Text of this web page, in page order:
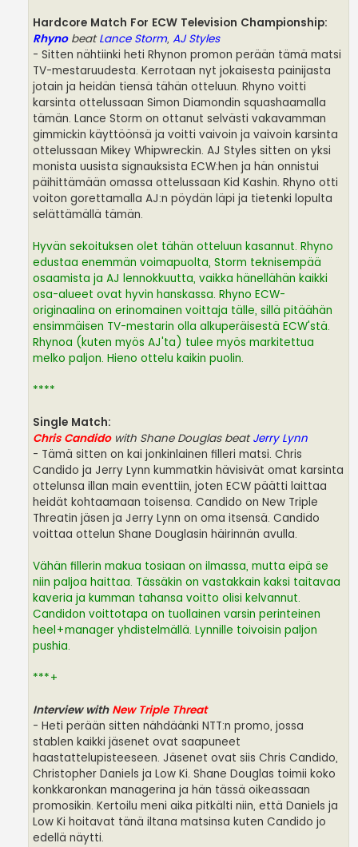
Hardcore Match For ECW Television Championship:
Rhynobeat Lance Storm, AJ Styles
- Sitten nähtiinki heti Rhynon promon perään tämä matsi
TV-mestaruudesta. Kerrotaan nyt jokaisesta painijasta
jotain ja heidän tiensä tähän otteluun. Rhyno voitti
karsinta ottelussaan Simon Diamondin squashaamalla
tämän. Lance Storm on ottanut selvästi vakavamman
gimmickin käyttöönsä ja voitti vaivoin ja vaivoin karsinta
ottelussaan Mikey Whipwreckin. AJ Styles sitten on yksi
monista uusista signauksista ECW:hen ja hän onnistui
päihittämään omassa ottelussaan Kid Kashin. Rhyno otti
voiton gorettamalla AJ:n pöydän läpi ja tietenki lopulta
selättämällä tämän.
Hyvän sekoituksen olet tähän otteluun kasannut. Rhyno
edustaa enemmän voimapuolta, Storm teknisempää
osaamista ja AJ lennokkuutta, vaikka hänellähän kaikki
osa-alueet ovat hyvin hanskassa. Rhyno ECW-
originaalina on erinomainen voittaja tälle, sillä pitäähän
ensimmäisen TV-mestarin olla alkuperäisestä ECW'stä.
Rhynoa (kuten myös AJ'ta) tulee myös markitettua
melko paljon. Hieno ottelu kaikin puolin.
****
Single Match:
Chris Candidowith Shane Douglas beat Jerry Lynn
- Tämä sitten on kai jonkinlainen filleri matsi. Chris
Candido ja Jerry Lynn kummatkin hävisivät omat karsinta
ottelunsa illan main eventtiin, joten ECW päätti laittaa
heidät kohtaamaan toisensa. Candido on New Triple
Threatin jäsen ja Jerry Lynn on oma itsensä. Candido
voittaa ottelun Shane Douglasin häirinnän avulla.
Vähän fillerin makua tosiaan on ilmassa, mutta eipä se
niin paljoa haittaa. Tässäkin on vastakkain kaksi taitavaa
kaveria ja kumman tahansa voitto olisi kelvannut.
Candidon voittotapa on tuollainen varsin perinteinen
heel+manager yhdistelmällä. Lynnille toivoisin paljon
pushia.
***+
Interview with New Triple Threat
- Heti perään sitten nähdäänki NTT:n promo, jossa
stablen kaikki jäsenet ovat saapuneet
haastattelupisteeseen. Jäsenet ovat siis Chris Candido,
Christopher Daniels ja Low Ki. Shane Douglas toimii koko
konkkaronkan managerina ja hän tässä oikeassaan
promosikin. Kertoilu meni aika pitkälti niin, että Daniels ja
Low Ki hoitavat tänä iltana matsinsa kuten Candido jo
edellä näytti.